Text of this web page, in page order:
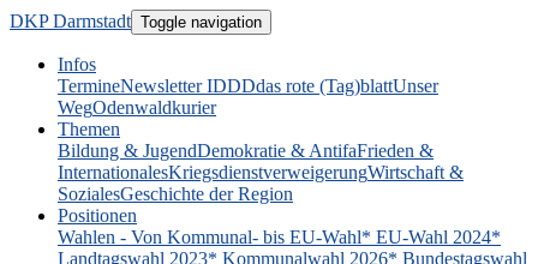
DKP Darmstadt Toggle navigation
Infos
TermineNewsletter IDDDdas rote (Tag)blattUnser
WegOdenwaldkurier
Themen
Bildung & JugendDemokratie & AntifaFrieden &
InternationalesKriegsdienstverweigerungWirtschaft &
SozialesGeschichte der Region
Positionen
Wahlen - Von Kommunal- bis EU-Wahl* EU-Wahl 2024*
Landtagswahl 2023* Kommunalwahl 2026* Bundestagswahl